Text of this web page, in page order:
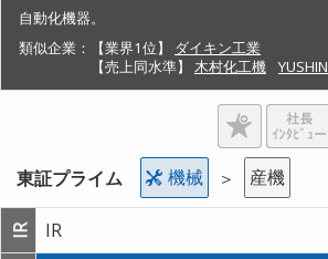
自動化機器。
類似企業：
【業界1位】
ダイキン工業
【売上同水準】
木村化工機 YUSHIN
東証プライム 機械 ＞ 産機
IR IR